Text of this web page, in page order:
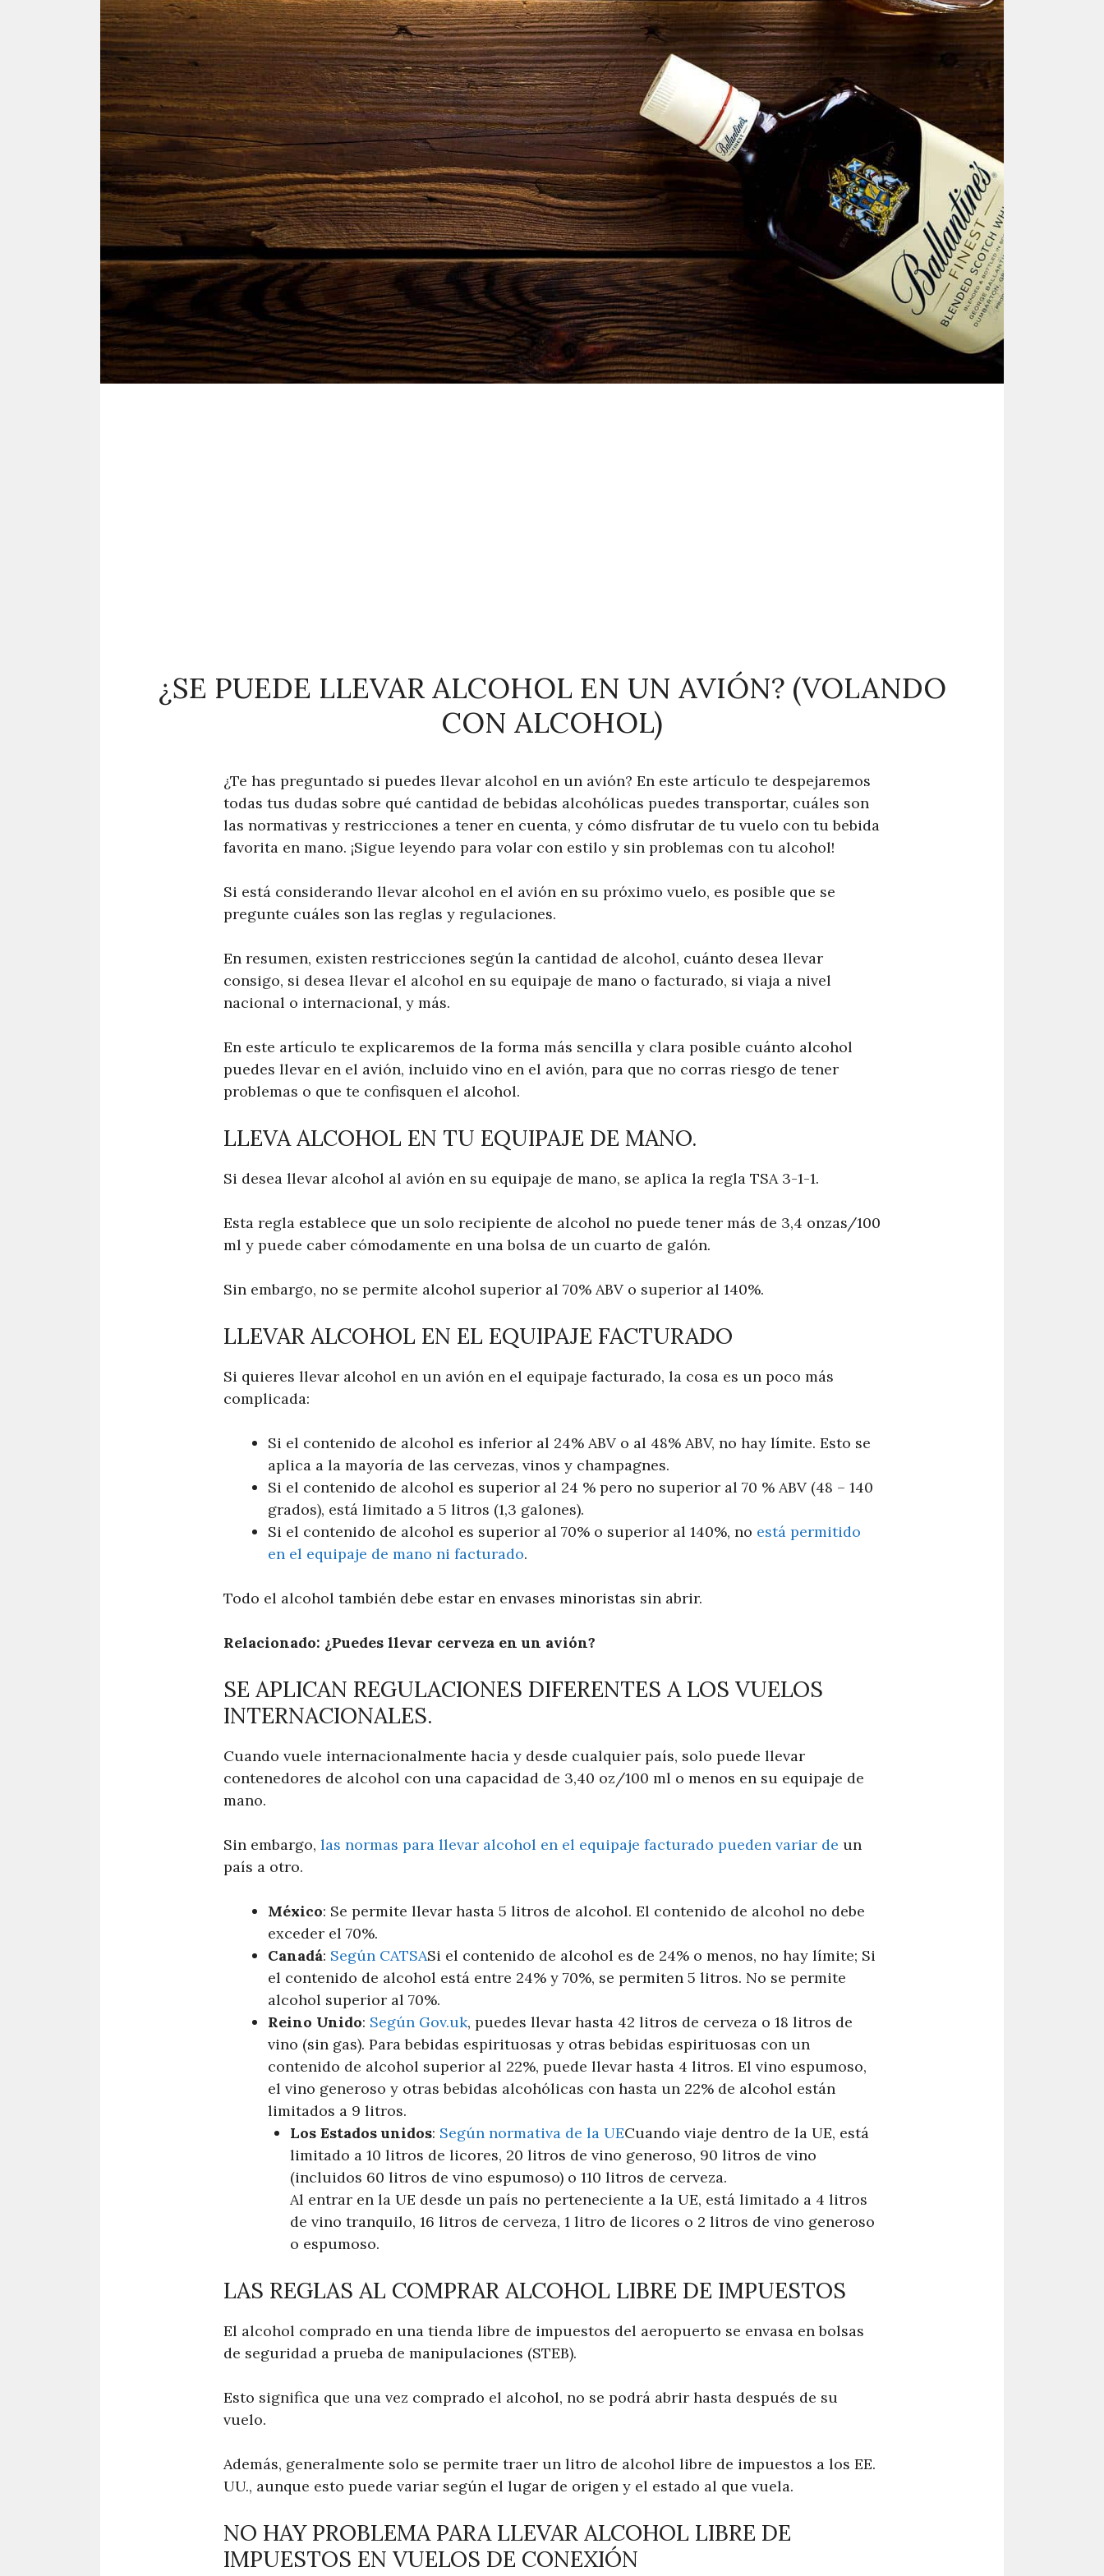
¿SE PUEDE LLEVAR ALCOHOL EN UN AVIÓN? (VOLANDO
CON ALCOHOL)
¿Te has preguntado si puedes llevar alcohol en un avión? En este artículo te despejaremos
todas tus dudas sobre qué cantidad de bebidas alcohólicas puedes transportar, cuáles son
las normativas y restricciones a tener en cuenta, y cómo disfrutar de tu vuelo con tu bebida
favorita en mano. ¡Sigue leyendo para volar con estilo y sin problemas con tu alcohol!
Si está considerando llevar alcohol en el avión en su próximo vuelo, es posible que se
pregunte cuáles son las reglas y regulaciones.
En resumen, existen restricciones según la cantidad de alcohol, cuánto desea llevar
consigo, si desea llevar el alcohol en su equipaje de mano o facturado, si viaja a nivel
nacional o internacional, y más.
En este artículo te explicaremos de la forma más sencilla y clara posible cuánto alcohol
puedes llevar en el avión, incluido vino en el avión, para que no corras riesgo de tener
problemas o que te confisquen el alcohol.
LLEVA ALCOHOL EN TU EQUIPAJE DE MANO.
Si desea llevar alcohol al avión en su equipaje de mano, se aplica la regla TSA 3-1-1.
Esta regla establece que un solo recipiente de alcohol no puede tener más de 3,4 onzas/100
ml y puede caber cómodamente en una bolsa de un cuarto de galón.
Sin embargo, no se permite alcohol superior al 70% ABV o superior al 140%.
LLEVAR ALCOHOL EN EL EQUIPAJE FACTURADO
Si quieres llevar alcohol en un avión en el equipaje facturado, la cosa es un poco más
complicada:
Si el contenido de alcohol es inferior al 24% ABV o al 48% ABV, no hay límite. Esto se
aplica a la mayoría de las cervezas, vinos y champagnes.
Si el contenido de alcohol es superior al 24 % pero no superior al 70 % ABV (48 – 140
grados), está limitado a 5 litros (1,3 galones).
Si el contenido de alcohol es superior al 70% o superior al 140%, no está permitido
en el equipaje de mano ni facturado.
Todo el alcohol también debe estar en envases minoristas sin abrir.
Relacionado: ¿Puedes llevar cerveza en un avión?
SE APLICAN REGULACIONES DIFERENTES A LOS VUELOS
INTERNACIONALES.
Cuando vuele internacionalmente hacia y desde cualquier país, solo puede llevar
contenedores de alcohol con una capacidad de 3,40 oz/100 ml o menos en su equipaje de
mano.
Sin embargo, las normas para llevar alcohol en el equipaje facturado pueden variar de un
país a otro.
México: Se permite llevar hasta 5 litros de alcohol. El contenido de alcohol no debe
exceder el 70%.
Canadá: Según CATSASi el contenido de alcohol es de 24% o menos, no hay límite; Si
el contenido de alcohol está entre 24% y 70%, se permiten 5 litros. No se permite
alcohol superior al 70%.
Reino Unido: Según Gov.uk, puedes llevar hasta 42 litros de cerveza o 18 litros de
vino (sin gas). Para bebidas espirituosas y otras bebidas espirituosas con un
contenido de alcohol superior al 22%, puede llevar hasta 4 litros. El vino espumoso,
el vino generoso y otras bebidas alcohólicas con hasta un 22% de alcohol están
limitados a 9 litros.
Los Estados unidos: Según normativa de la UECuando viaje dentro de la UE, está
limitado a 10 litros de licores, 20 litros de vino generoso, 90 litros de vino
(incluidos 60 litros de vino espumoso) o 110 litros de cerveza.
Al entrar en la UE desde un país no perteneciente a la UE, está limitado a 4 litros
de vino tranquilo, 16 litros de cerveza, 1 litro de licores o 2 litros de vino generoso
o espumoso.
LAS REGLAS AL COMPRAR ALCOHOL LIBRE DE IMPUESTOS
El alcohol comprado en una tienda libre de impuestos del aeropuerto se envasa en bolsas
de seguridad a prueba de manipulaciones (STEB).
Esto significa que una vez comprado el alcohol, no se podrá abrir hasta después de su
vuelo.
Además, generalmente solo se permite traer un litro de alcohol libre de impuestos a los EE.
UU., aunque esto puede variar según el lugar de origen y el estado al que vuela.
NO HAY PROBLEMA PARA LLEVAR ALCOHOL LIBRE DE
IMPUESTOS EN VUELOS DE CONEXIÓN